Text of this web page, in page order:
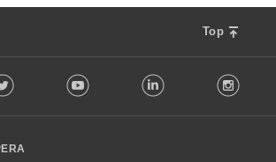
Top
Twitter Youtube LinkedIn